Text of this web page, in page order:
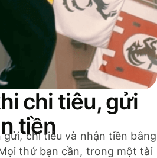
chi tiêu, gửi
tiền
chi tiêu và nhận tiền bằng
thứ bạn cần, trong một tài